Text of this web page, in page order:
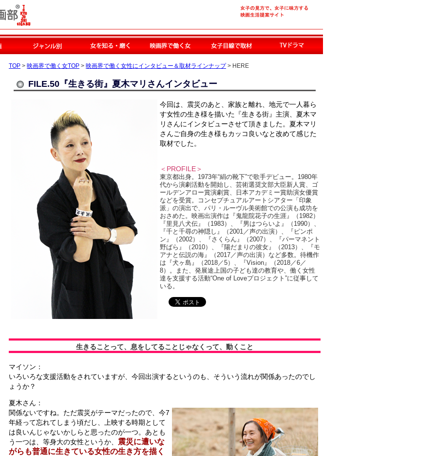
TOP > 映画界で働く女TOP > 映画界で働く女性にインタビュー＆取材ラインナップ> HERE
FILE.50『生きる街』夏木マリさんインタビュー
今回は、震災のあと、家族と離れ、地元で一人暮ら
す女性の生き様を描いた『生きる街』主演、夏木マ
リさんにインタビューさせて頂きました。夏木マリ
さんご自身の生き様もカッコ良いなと改めて感じた
取材でした。
＜PROFILE＞
東京都出身。1973年“絹の靴下”で歌手デビュー。1980年
代から演劇活動を開始し、芸術選奨文部大臣新人賞、ゴ
ールデンアロー賞演劇賞、日本アカデミー賞助演女優賞
などを受賞。コンセプチュアルアートシアター「印象
派」の演出で、パリ・ルーヴル美術館での公演も成功を
おさめた。映画出演作は『鬼龍院花子の生涯』（1982）
『里見八犬伝』（1983）、『男はつらいよ』（1990）、
『千と千尋の神隠し』（2001／声の出演）、『ピンポ
ン』（2002）、『さくらん』（2007）、『パーマネント
野ばら』（2010）、『陽だまりの彼女』（2013）、『モ
アナと伝説の海』（2017／声の出演）など多数。待機作
は『犬ヶ島』（2018／5）、『Vision』（2018／6／
8）。また、発展途上国の子ども達の教育や、働く女性
達を支援する活動“One of Loveプロジェクト”に従事して
いる。
生きることって、息をしてることじゃなくって、動くこと
マイソン：
いろいろな支援活動をされていますが、今回出演するというのも、そういう流れが関係あったのでし
ょうか？
夏木さん：
関係ないですね。ただ震災がテーマだったので、今7
年経って忘れてしまう頃だし、上映する時期として
は良いんじゃないかしらと思ったのが一つ。あとも
う一つは、等身大の女性というか、 震災に遭いな
がらも普通に生きている女性の生き方を描く